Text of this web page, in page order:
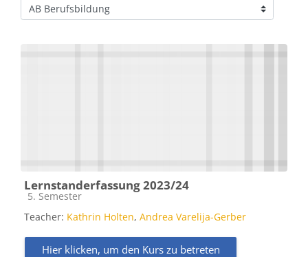
Kursbereiche
Lernstanderfassung 2023/24
Kursbereich
5. Semester
Teacher: Kathrin Holten, Andrea Varelija-Gerber
Hier klicken, um den Kurs zu betreten